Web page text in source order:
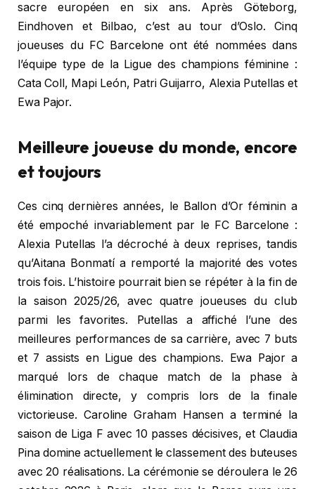
sacre européen en six ans. Après Göteborg,
Eindhoven et Bilbao, c’est au tour d’Oslo. Cinq
joueuses du FC Barcelone ont été nommées dans
l’équipe type de la Ligue des champions féminine :
Cata Coll, Mapi León, Patri Guijarro, Alexia Putellas et
Ewa Pajor.
Meilleure joueuse du monde, encore
et toujours
Ces cinq dernières années, le Ballon d’Or féminin a
été empoché invariablement par le FC Barcelone :
Alexia Putellas l’a décroché à deux reprises, tandis
qu’Aitana Bonmatí a remporté la majorité des votes
trois fois. L’histoire pourrait bien se répéter à la fin de
la saison 2025/26, avec quatre joueuses du club
parmi les favorites. Putellas a affiché l’une des
meilleures performances de sa carrière, avec 7 buts
et 7 assists en Ligue des champions. Ewa Pajor a
marqué lors de chaque match de la phase à
élimination directe, y compris lors de la finale
victorieuse. Caroline Graham Hansen a terminé la
saison de Liga F avec 10 passes décisives, et Claudia
Pina domine actuellement le classement des buteuses
avec 20 réalisations. La cérémonie se déroulera le 26